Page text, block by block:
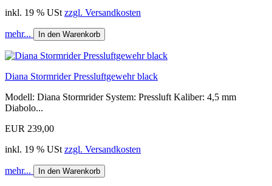
inkl. 19 % USt zzgl. Versandkosten
mehr... In den Warenkorb
Diana Stormrider Pressluftgewehr black
Modell: Diana Stormrider System: Pressluft Kaliber: 4,5 mm
Diabolo...
EUR 239,00
inkl. 19 % USt zzgl. Versandkosten
mehr... In den Warenkorb